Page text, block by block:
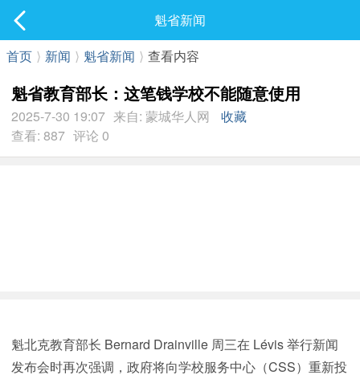
最新发表
魁省新闻
首页 ⟩ 新闻 ⟩ 魁省新闻 ⟩ 查看内容
魁省教育部长：这笔钱学校不能随意使用
2025-7-30 19:07 来自: 蒙城华人网
收藏
查看: 887 评论 0
魁北克教育部长 Bernard Drainville 周三在 Lévis 举行新闻
发布会时再次强调，政府将向学校服务中心（CSS）重新投